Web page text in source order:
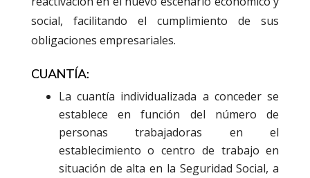
social, facilitando el cumplimiento de sus
obligaciones empresariales.
CUANTÍA:
La cuantía individualizada a conceder se
establece en función del número de
personas trabajadoras en el
establecimiento o centro de trabajo en
situación de alta en la Seguridad Social, a